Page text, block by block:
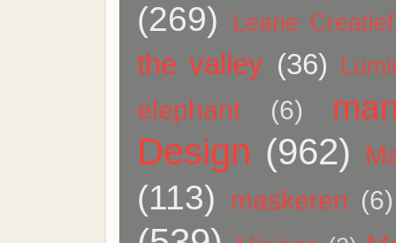
(269) Leane Creatief
the valley (36)
elephant (6)
Design (962)
(113) maskeren (6)